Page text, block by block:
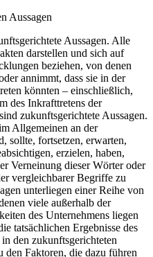
Aussagen
Aussagen. Alle
darstellen und sich auf
beziehen, von denen
annimmt, dass sie in der
könnten – einschließlich,
des Inkrafttretens der
zukunftsgerichtete Aussagen.
Allgemeinen an der
sollte, fortsetzen, erwarten,
erzielen, haben,
Verneinung dieser Wörter oder
vergleichbarer Begriffe zu
unterliegen einer Reihe von
viele außerhalb der
des Unternehmens liegen
tatsächlichen Ergebnisse des
den zukunftsgerichteten
den Faktoren, die dazu führen